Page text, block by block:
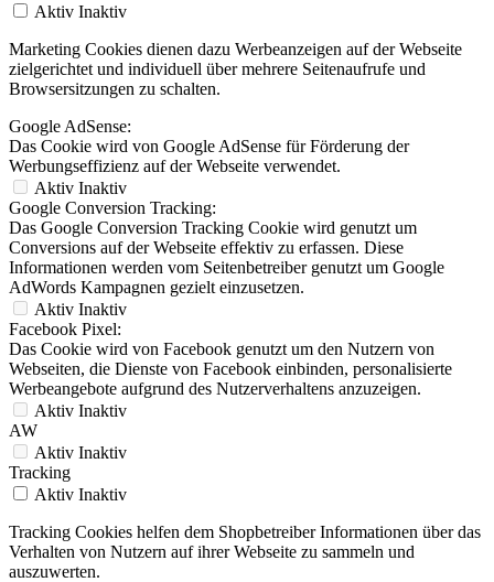
Aktiv Inaktiv
Marketing Cookies dienen dazu Werbeanzeigen auf der Webseite
zielgerichtet und individuell über mehrere Seitenaufrufe und
Browsersitzungen zu schalten.
Google AdSense:
Das Cookie wird von Google AdSense für Förderung der
Werbungseffizienz auf der Webseite verwendet.
Aktiv Inaktiv
Google Conversion Tracking:
Das Google Conversion Tracking Cookie wird genutzt um
Conversions auf der Webseite effektiv zu erfassen. Diese
Informationen werden vom Seitenbetreiber genutzt um Google
AdWords Kampagnen gezielt einzusetzen.
Aktiv Inaktiv
Facebook Pixel:
Das Cookie wird von Facebook genutzt um den Nutzern von
Webseiten, die Dienste von Facebook einbinden, personalisierte
Werbeangebote aufgrund des Nutzerverhaltens anzuzeigen.
Aktiv Inaktiv
AW
Aktiv Inaktiv
Tracking
Aktiv Inaktiv
Tracking Cookies helfen dem Shopbetreiber Informationen über das
Verhalten von Nutzern auf ihrer Webseite zu sammeln und
auszuwerten.